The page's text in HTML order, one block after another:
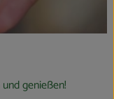
genießen!